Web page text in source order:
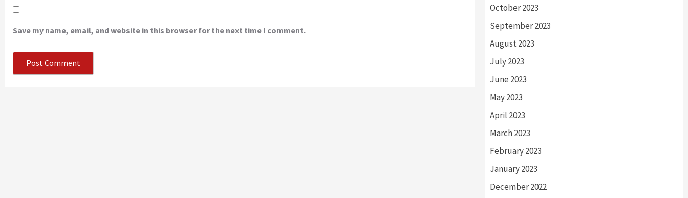
Save my name, email, and website in this browser for the next time I comment.
October 2023
September 2023
August 2023
July 2023
June 2023
May 2023
April 2023
March 2023
February 2023
January 2023
December 2022